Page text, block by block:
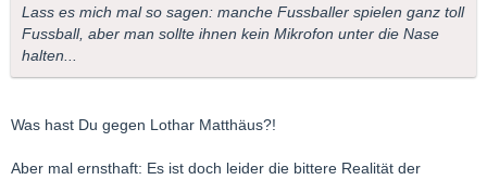
Lass es mich mal so sagen: manche Fussballer spielen ganz toll
Fussball, aber man sollte ihnen kein Mikrofon unter die Nase
halten...
Was hast Du gegen Lothar Matthäus?!
Aber mal ernsthaft: Es ist doch leider die bittere Realität der